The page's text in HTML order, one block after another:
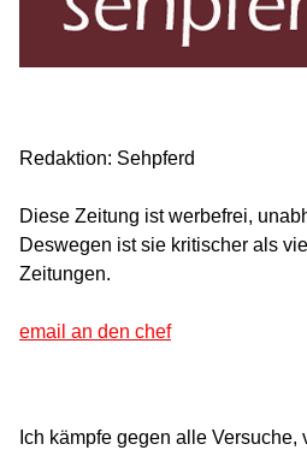
Redaktion: Sehpferd
Diese Zeitung ist werbefrei,
Deswegen ist sie kritischer als
Zeitungen.
email an den chef
Ich kämpfe gegen alle Versuche,